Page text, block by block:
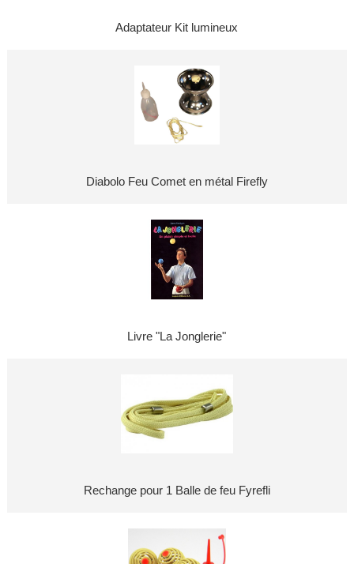
Adaptateur Kit lumineux
Diabolo Feu Comet en métal Firefly
Livre "La Jonglerie"
Rechange pour 1 Balle de feu Fyrefli